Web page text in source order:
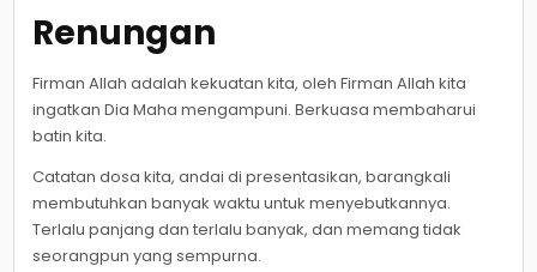
Renungan
Firman Allah adalah kekuatan kita, oleh Firman Allah kita
ingatkan Dia Maha mengampuni. Berkuasa membaharui
batin kita.
Catatan dosa kita, andai di presentasikan, barangkali
membutuhkan banyak waktu untuk menyebutkannya.
Terlalu panjang dan terlalu banyak, dan memang tidak
seorangpun yang sempurna.